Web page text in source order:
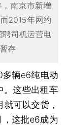
南京市新增
2015年网约
聘司机运营电
存
多辆e6纯电动
。这些出租车
可以交货，
这批e6成为